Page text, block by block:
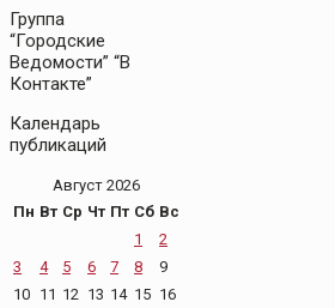
Группа
“Городские
Ведомости” “В
Контакте”
Календарь
публикаций
Август 2026
Пн Вт Ср Чт Пт Сб Вс
1
2
3
4 5 6 7 8
9
10 11 12 13 14 15 16